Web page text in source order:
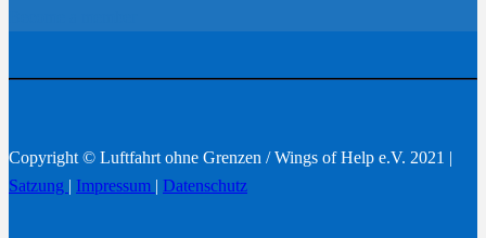
Copyright © Luftfahrt ohne Grenzen / Wings of Help e.V. 2021 |
Satzung | Impressum | Datenschutz